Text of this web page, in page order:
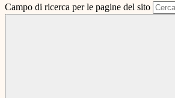
Campo di ricerca per le pagine del sito